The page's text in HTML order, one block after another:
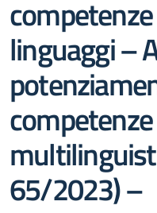
linguaggi –
65/2023) –